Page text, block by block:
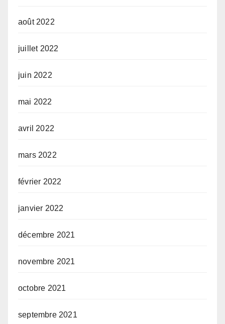
août 2022
juillet 2022
juin 2022
mai 2022
avril 2022
mars 2022
février 2022
janvier 2022
décembre 2021
novembre 2021
octobre 2021
septembre 2021